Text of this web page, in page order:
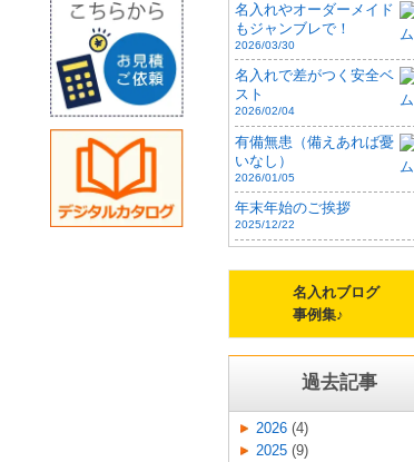
名入れやオーダーメイド
もジャンブレで！
2026/03/30
名入れで差がつく安全ベ
スト
2026/02/04
有備無患（備えあれば憂
いなし）
2026/01/05
年末年始のご挨拶
2025/12/22
名入れブログ
事例集♪
過去記事
2026 (4)
2025 (9)